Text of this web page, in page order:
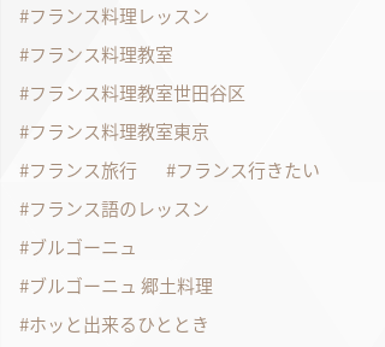
フランス料理レッスン
フランス料理教室
フランス料理教室世田谷区
フランス料理教室東京
フランス旅行
フランス行きたい
フランス語のレッスン
ブルゴーニュ
ブルゴーニュ 郷土料理
ホッと出来るひととき